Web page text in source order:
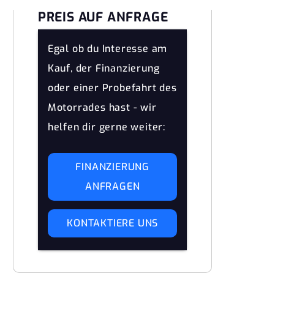
PREIS AUF ANFRAGE
Egal ob du Interesse am
Kauf, der Finanzierung
oder einer Probefahrt des
Motorrades hast - wir
helfen dir gerne weiter:
FINANZIERUNG
ANFRAGEN
KONTAKTIERE UNS